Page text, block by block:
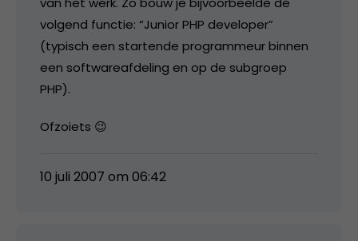
volgend functie: “Junior PHP developer”
(typisch een startende programmeur binnen
een softwareafdeling en op de subgroep
PHP).
Ofzoiets 😉
10 juli 2007 om 06:42